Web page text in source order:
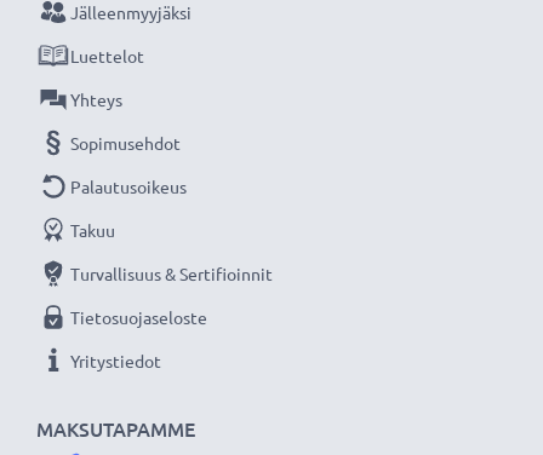
MAKSUTAPAMME
Jälleenmyyjäksi
Luettelot
Yhteys
Sopimusehdot
Palautusoikeus
Takuu
Turvallisuus & Sertifioinnit
Tietosuojaseloste
Yritystiedot